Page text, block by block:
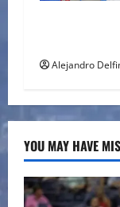
Alejandro
YOU MAY HAVE